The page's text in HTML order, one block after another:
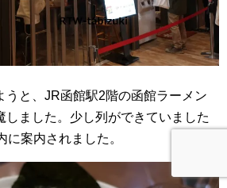
うと、JR函館駅2階の函館ラーメン
しました。少し列ができていました
案内されました。